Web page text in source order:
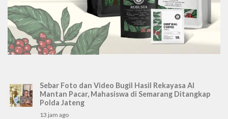
Sebar Foto dan Video Bugil Hasil Rekayasa AI
Mantan Pacar, Mahasiswa di Semarang Ditangkap
Polda Jateng
13 jam ago